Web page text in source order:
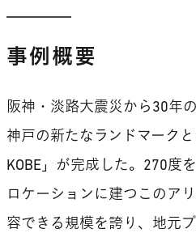
事例概要
阪神・淡路大震災から30年
神戸の新たなランドマークと
KOBE」が完成した。270度
ロケーションに建つこのア
容できる規模を誇り、地元